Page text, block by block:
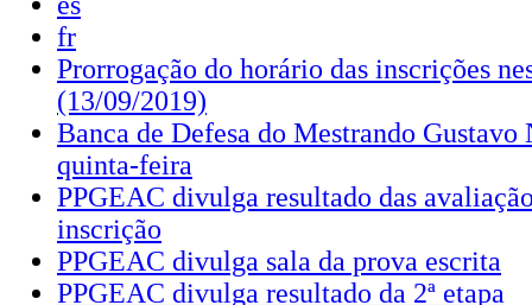
fr
Prorrogação do horário das inscrições
(13/09/2019)
Banca de Defesa do Mestrando Gustavo
quinta-feira
PPGEAC divulga resultado das
inscrição
PPGEAC divulga sala da prova escrita
PPGEAC divulga resultado da 2ª etapa